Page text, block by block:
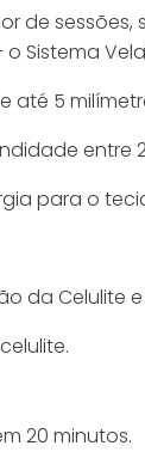
de
Sistema
até 5
entre
para o
da Celulite
20 minutos.